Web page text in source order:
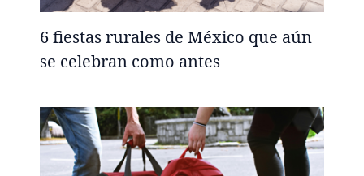
6 fiestas rurales de México que aún
se celebran como antes